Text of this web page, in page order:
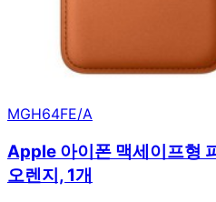
MGH64FE/A
Apple 아이폰 맥세이프형
오렌지, 1개